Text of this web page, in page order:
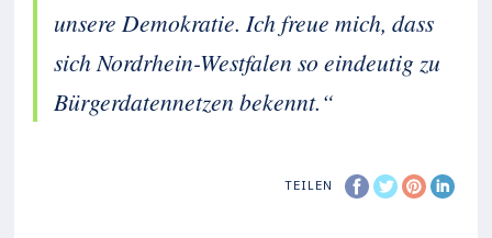
unsere Demokratie. Ich freue mich, dass
sich Nordrhein-Westfalen so eindeutig zu
Bürgerdatennetzen bekennt.“
TEILEN